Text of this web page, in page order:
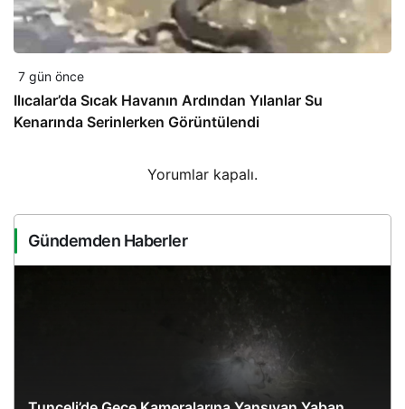
7 gün önce
Ilıcalar’da Sıcak Havanın Ardından Yılanlar Su
Kenarında Serinlerken Görüntülendi
Yorumlar kapalı.
Gündemden Haberler